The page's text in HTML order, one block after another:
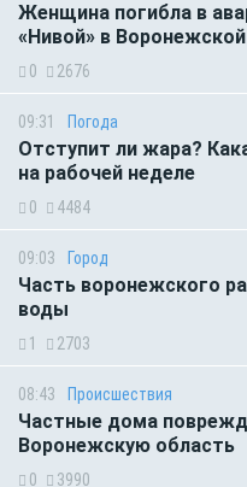
Женщина погибла в
«Нивой» в
0 2676
09:31 Погода
Отступит ли жара?
на рабочей неделе
0 4484
09:03 Город
Часть воронежского
воды
1 2703
08:43 Происшествия
Частные дома
Воронежскую область
0 3990